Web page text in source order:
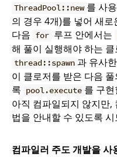
ThreadPool::new 를 사
의 경우 4개)를 넣어 새
다음 for 루프 안에서는
해 풀이 실행해야 하는
thread::spawn 과 유사
이 클로저를 받은 다음
록 pool.execute 를 구
아직 컴파일되지 않지만
법을 안내할 수 있도록
컴파일러 주도 개발을 사